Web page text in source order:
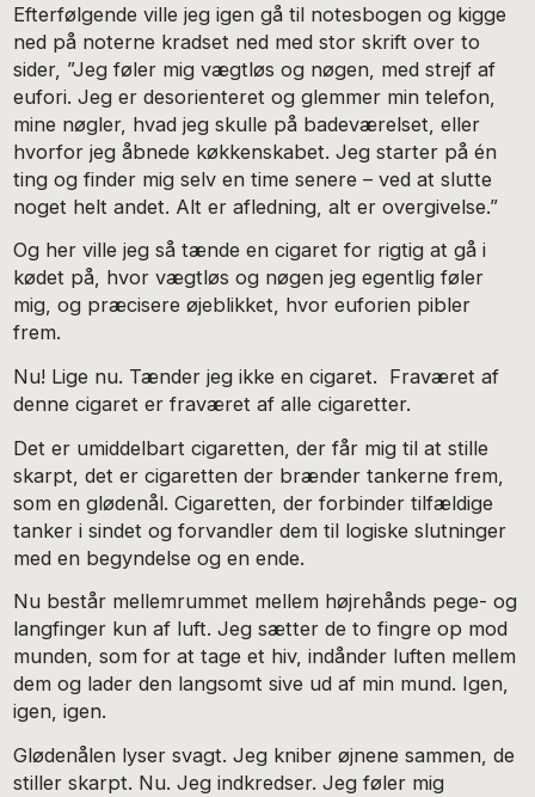
Efterfølgende ville jeg igen gå til notesbogen og kigge
ned på noterne kradset ned med stor skrift over to
sider, ”Jeg føler mig vægtløs og nøgen, med strejf af
eufori. Jeg er desorienteret og glemmer min telefon,
mine nøgler, hvad jeg skulle på badeværelset, eller
hvorfor jeg åbnede køkkenskabet. Jeg starter på én
ting og finder mig selv en time senere – ved at slutte
noget helt andet. Alt er afledning, alt er overgivelse.”
Og her ville jeg så tænde en cigaret for rigtig at gå i
kødet på, hvor vægtløs og nøgen jeg egentlig føler
mig, og præcisere øjeblikket, hvor euforien pibler
frem.
Nu! Lige nu. Tænder jeg ikke en cigaret. Fraværet af
denne cigaret er fraværet af alle cigaretter.
Det er umiddelbart cigaretten, der får mig til at stille
skarpt, det er cigaretten der brænder tankerne frem,
som en glødenål. Cigaretten, der forbinder tilfældige
tanker i sindet og forvandler dem til logiske slutninger
med en begyndelse og en ende.
Nu består mellemrummet mellem højrehånds pege- og
langfinger kun af luft. Jeg sætter de to fingre op mod
munden, som for at tage et hiv, indånder luften mellem
dem og lader den langsomt sive ud af min mund. Igen,
igen, igen.
Glødenålen lyser svagt. Jeg kniber øjnene sammen, de
stiller skarpt. Nu. Jeg indkredser. Jeg føler mig